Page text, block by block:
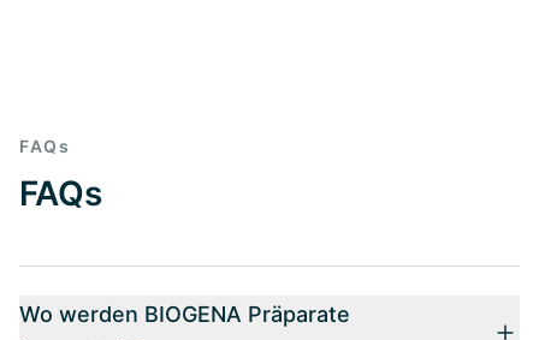
FAQs
FAQs
Wo werden BIOGENA Präparate